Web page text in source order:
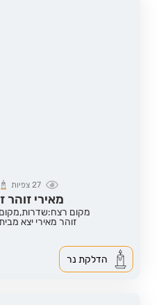
27צפיות
מאירי זוהר
מקום רצח:שדרות,
זוהר מאירי יצא
הדלקת נר